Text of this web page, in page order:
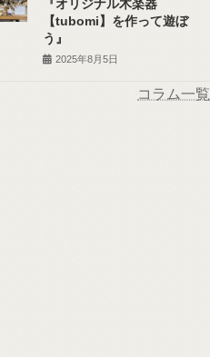
『オリジナル木楽器
【tubomi】を作って遊ぼ
う』
2025年8月5日
コラム一覧